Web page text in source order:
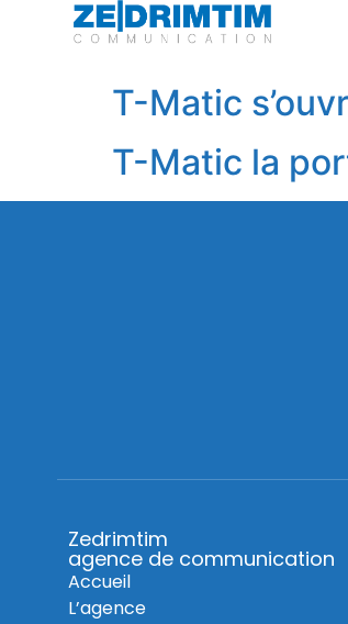
T-Matic
T-Matic la
Zedrimtim
agence de communication
Accueil
L’agence
Panneau de gestion des cookies